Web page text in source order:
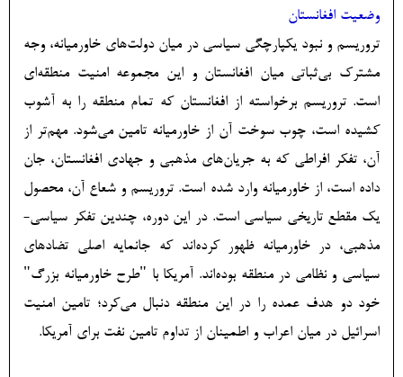
وضعیت افغانستان
تروریسم و نبود یکپارچگی سیاسی در میان دولت‌­های خاورمیانه، وجه
مشترک بی‌ثباتی میان افغانستان و این مجموعه امنیت منطقه‌ای
است. تروریسم برخواسته از افغانستان که تمام منطقه را به آشوب
کشیده است، چوب سوخت آن از خاورمیانه تامین می‌شود. مهم‌تر از
آن، تفکر افراطی که به جریان‌های مذهبی و جهادی افغانستان، جان
داده است، از خاورمیانه وارد شده است. تروریسم و شعاع آن، محصول
یک مقطع تاریخی سیاسی است. در این دوره، چندین تفکر سیاسی-
مذهبی، در خاورمیانه ظهور کرده‌اند که جانمایه اصلی تضادهای
سیاسی و نظامی در منطقه بوده‌اند. آمریکا با "طرح خاورمیانه بزرگ"
خود دو هدف عمده را در این منطقه دنبال می­‌کرد؛ تامین امنیت
اسرائیل در میان اعراب و اطمینان از تداوم تامین نفت برای آمریکا.